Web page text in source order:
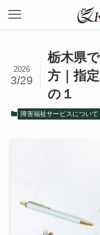
栃木県
方｜指
の１
2026
3/29
障害福祉サービスについて